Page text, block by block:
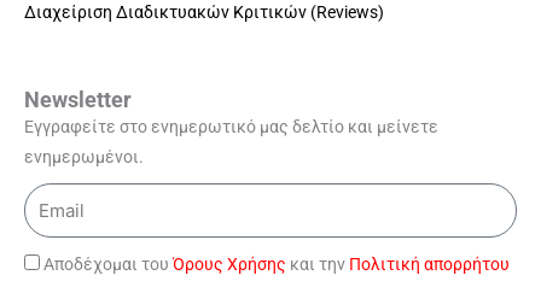
Διαχείριση Διαδικτυακών Κριτικών (Reviews)
Newsletter
Εγγραφείτε στο ενημερωτικό μας δελτίο και μείνετε
ενημερωμένοι.
Email
Αποδέχομαι του Όρους Χρήσης και την Πολιτική απορρήτου